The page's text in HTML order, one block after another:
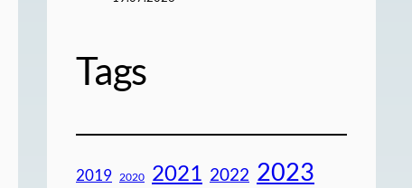
Tags
2019 2020 2021 2022 2023